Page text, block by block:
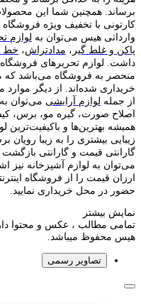
برساند. همچنین شما این
کارتونی با تخفیف ویژه
وارداتی هیس می‌توان به لوازم
پاکن و غلط گیر ، مدادتراش، خط
داشت. لوازم تحریر‌های فروشگاه
منحصر به فروشگاه می‌باشد که
خریداری شده‌اند. از دیگر موارد
از جمله لوازم آرایشی می‌توان
اصلاح صورت، گیره مو، برس،
همیشه بهترین‌ها و باکیفیت‌ترین
زیبایی بیشتری را به زیبا
گارانتی قیمت و گارانتی
می‌توان به لوازم آشپزخانه نیز
ارزان قیمت را از فروشگاه
حضور در محل خریداری نمایید.
نمایش بیشتر
تمامی مطالب ، عکس و محتوا
هیس محفوظ میباشد.
تصاویر رسمی